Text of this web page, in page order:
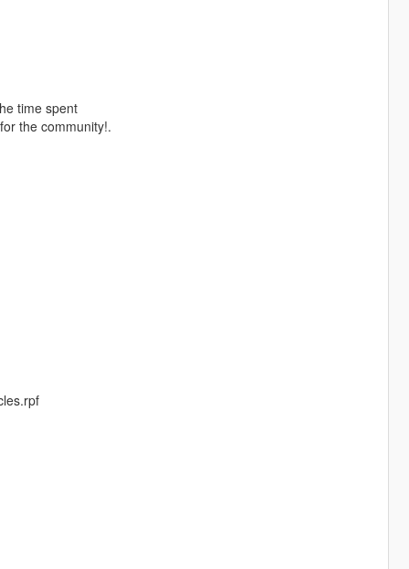
time spent
the community!.